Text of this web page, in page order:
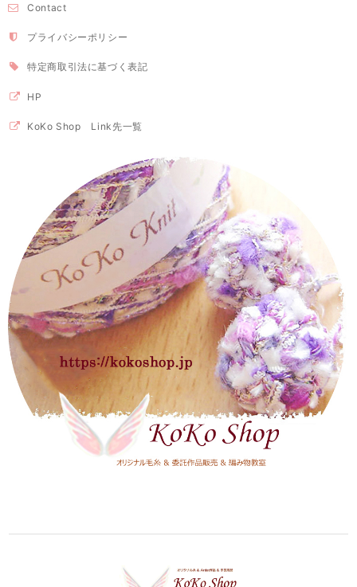
Contact
プライバシーポリシー
特定商取引法に基づく表記
HP
KoKo Shop Link先一覧